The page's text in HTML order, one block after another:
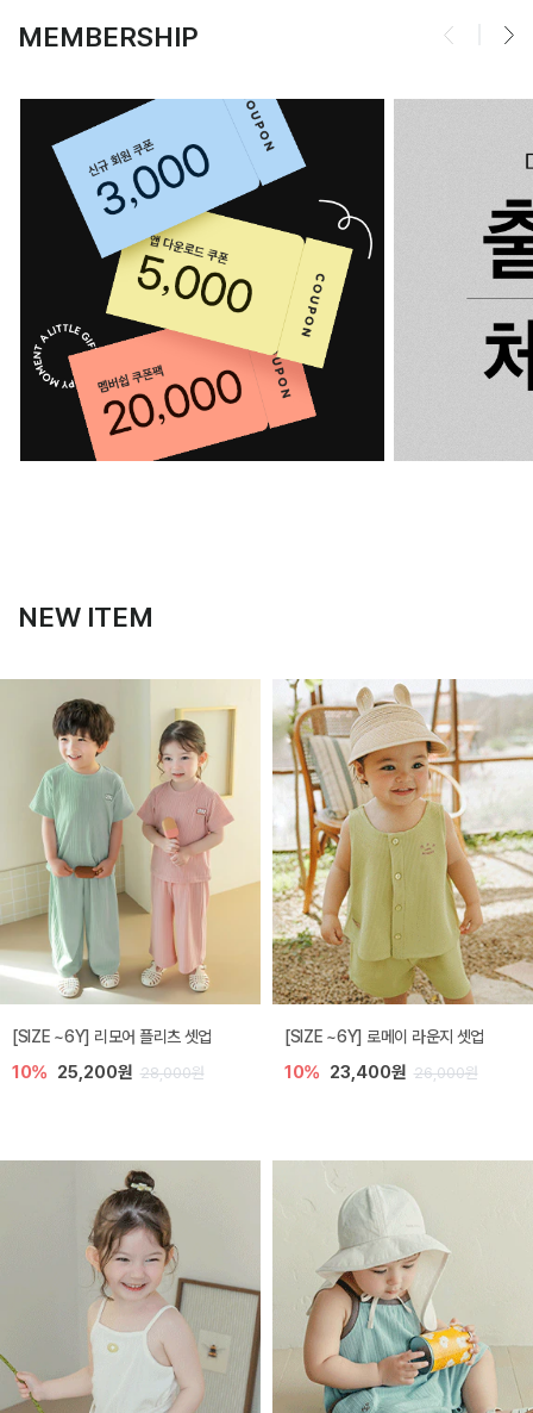
MEMBERSHIP
NEW ITEM
[SIZE ~6Y] 리모어 플리츠 셋업
10% 25,200원 28,000원
[SIZE ~6Y] 로메이 라운지 셋업
10% 23,400원 26,000원